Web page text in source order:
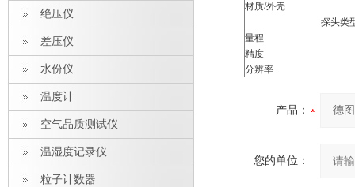
绝压仪
差压仪
水份仪
温度计
空气品质测试仪
温湿度记录仪
粒子计数器
材质/外壳
探头类
量程
精度
分辨率
产品：
您的单位：